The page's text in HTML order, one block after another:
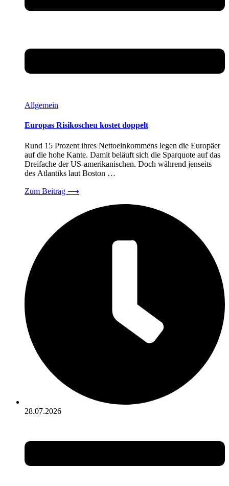
Allgemein
Europas Risikoscheu kostet doppelt
Rund 15 Prozent ihres Nettoeinkommens legen die Europäer
auf die hohe Kante. Damit beläuft sich die Sparquote auf das
Dreifache der US-amerikanischen. Doch während jenseits
des Atlantiks laut Boston …
Zum Beitrag ⟶
28.07.2026